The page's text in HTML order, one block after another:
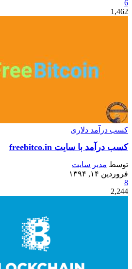
6
1,462
کسب درآمد دلاری
کسب درآمد با سایت freebitco.in
توسط مدیر سایت
فروردین ۱۴, ۱۳۹۴
8
2,244